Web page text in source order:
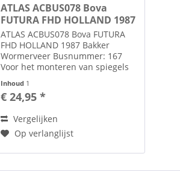
ATLAS ACBUS078 Bova
FUTURA FHD HOLLAND 1987
ATLAS ACBUS078 Bova FUTURA
FHD HOLLAND 1987 Bakker
Wormerveer Busnummer: 167
Voor het monteren van spiegels
Microscale Kristal Klear. Dit
"brand" niet in het kunststof en
Inhoud 1
€ 24,95 *
Vergelijken
Op verlanglijst